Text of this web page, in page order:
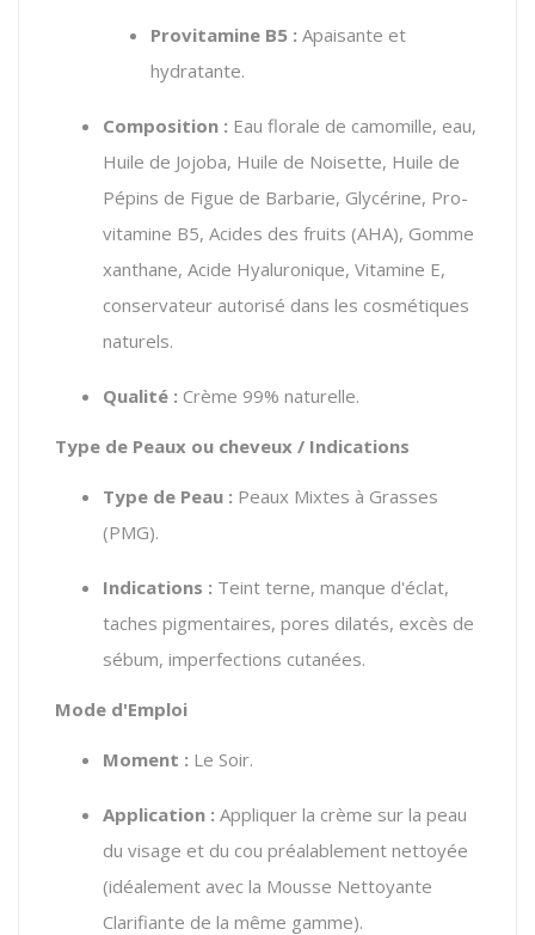
Provitamine B5 : Apaisante et
hydratante.
Composition : Eau florale de camomille, eau,
Huile de Jojoba, Huile de Noisette, Huile de
Pépins de Figue de Barbarie, Glycérine, Pro-
vitamine B5, Acides des fruits (AHA), Gomme
xanthane, Acide Hyaluronique, Vitamine E,
conservateur autorisé dans les cosmétiques
naturels.
Qualité : Crème 99% naturelle.
Type de Peaux ou cheveux / Indications
Type de Peau : Peaux Mixtes à Grasses
(PMG).
Indications : Teint terne, manque d'éclat,
taches pigmentaires, pores dilatés, excès de
sébum, imperfections cutanées.
Mode d'Emploi
Moment : Le Soir.
Application : Appliquer la crème sur la peau
du visage et du cou préalablement nettoyée
(idéalement avec la Mousse Nettoyante
Clarifiante de la même gamme).